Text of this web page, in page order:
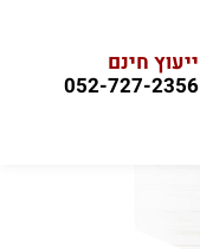
ייעוץ חינם
052-727-2356